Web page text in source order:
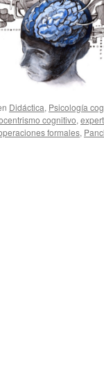
Didáctica, Psicología
cognitivo,
formales,